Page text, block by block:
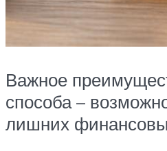
Важное
способа –
лишних